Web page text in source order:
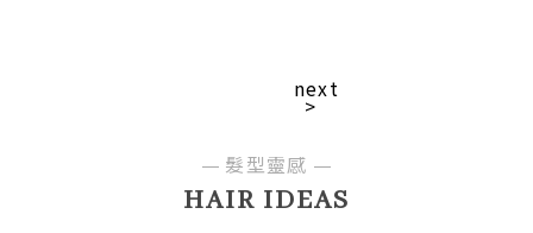
next
>
HAIR IDEAS
髮型靈感